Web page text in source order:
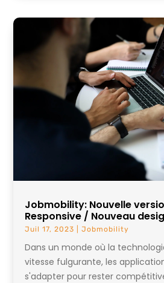
Jobmobility: Nouvelle
Responsive / Nouveau
Juil 17, 2023 |Jobmobility
Dans un monde où la
vitesse fulgurante, les
s'adapter pour rester